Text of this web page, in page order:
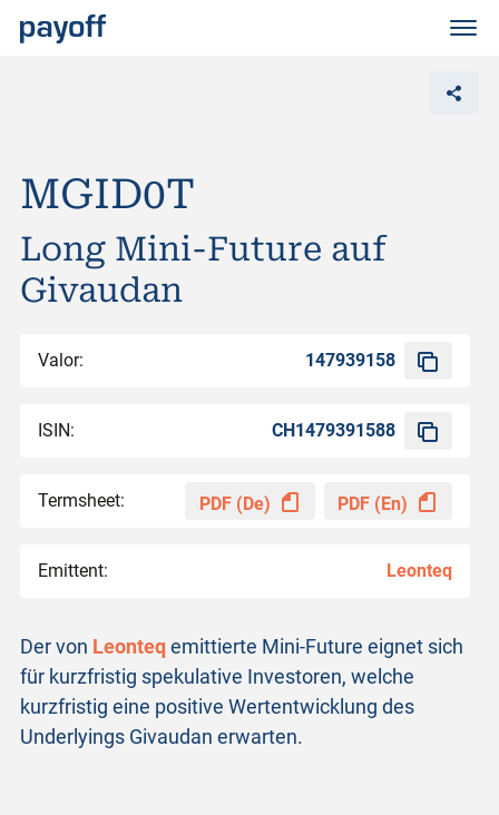
MGID0T
Long Mini-Future auf
Givaudan
Valor: 147939158
ISIN: CH1479391588
Termsheet: PDF (De) PDF (En)
Emittent: Leonteq
Der von Leonteqemittierte Mini-Future eignet sich
für kurzfristig spekulative Investoren, welche
kurzfristig eine positive Wertentwicklung des
Underlyings Givaudan erwarten.